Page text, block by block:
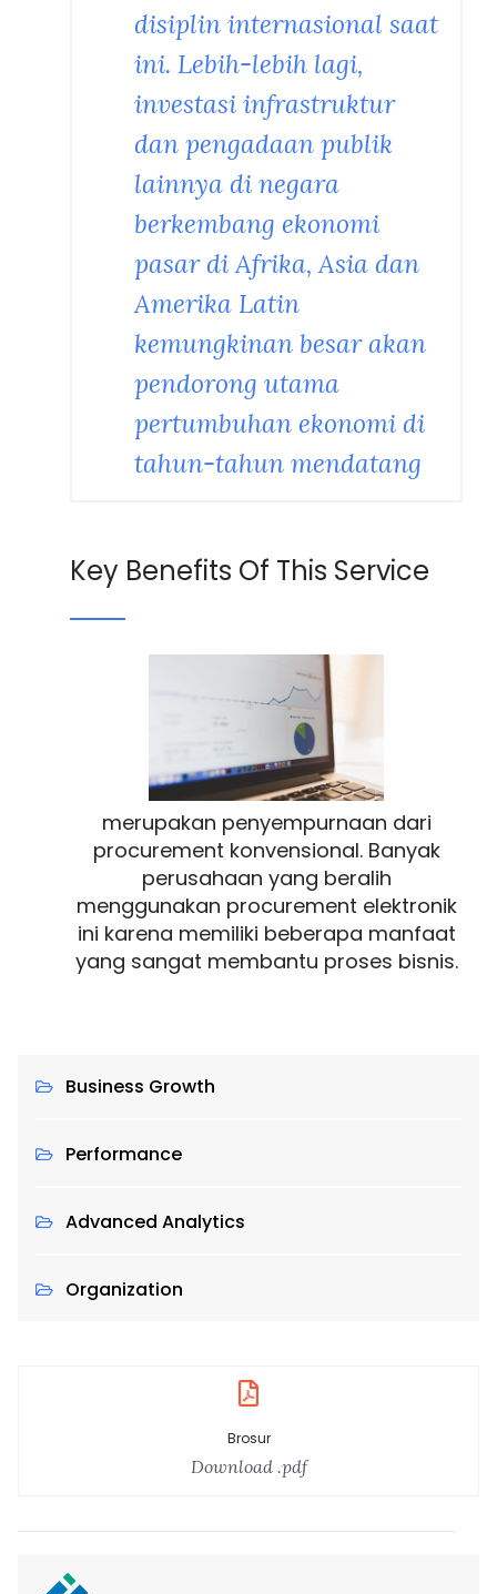
Business Growth
Performance
Advanced Analytics
Organization
Brosur
Download .pdf
disiplin internasional saat
ini. Lebih-lebih lagi,
investasi infrastruktur
dan pengadaan publik
lainnya di negara
berkembang ekonomi
pasar di Afrika, Asia dan
Amerika Latin
kemungkinan besar akan
pendorong utama
pertumbuhan ekonomi di
tahun-tahun mendatang
Key Benefits Of This Service
merupakan penyempurnaan dari
procurement konvensional. Banyak
perusahaan yang beralih
menggunakan procurement elektronik
ini karena memiliki beberapa manfaat
yang sangat membantu proses bisnis.